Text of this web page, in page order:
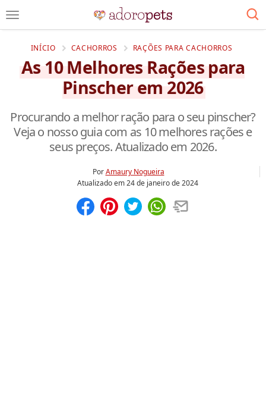
INÍCIO CACHORROS RAÇÕES PARA CACHORROS
As 10 Melhores Rações para
Pinscher em 2026
Procurando a melhor ração para o seu pinscher?
Veja o nosso guia com as 10 melhores rações e
seus preços. Atualizado em 2026.
PorAmaury Nogueira
Atualizado em24 de janeiro de 2024